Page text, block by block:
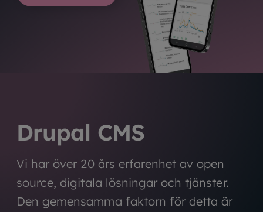
Drupal CMS
Vi har över 20 års erfarenhet av open
source, digitala lösningar och tjänster.
Den gemensamma faktorn för detta är